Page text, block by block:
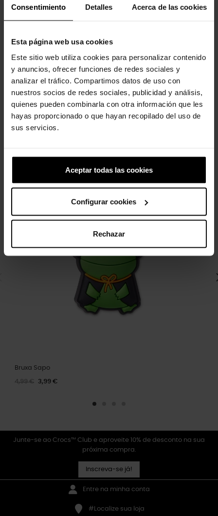
Consentimiento Detalles Acerca de las cookies
Esta página web usa cookies
Este sitio web utiliza cookies para personalizar contenido
y anuncios, ofrecer funciones de redes sociales y
analizar el tráfico. Compartimos datos de uso con
nuestros socios de redes sociales, publicidad y análisis,
quienes pueden combinarla con otra información que les
hayas proporcionado o que hayan recopilado del uso de
sus servicios.
Aceptar todas las cookies
Configurar cookies
Rechazar
Pacote 5 Cinderela
16,99 € 13,59 €
Polvo
4,99 € 3,99 €
4 outros produtos na mesma
Bruxa Sapo
4,99 € 3,99 €
Junte-se ao Crocs™ Club e aproveite 10% de desconto na sua
próxima compra.
Inscreva-se já!
Entre na minha conta
#Localize sua loja